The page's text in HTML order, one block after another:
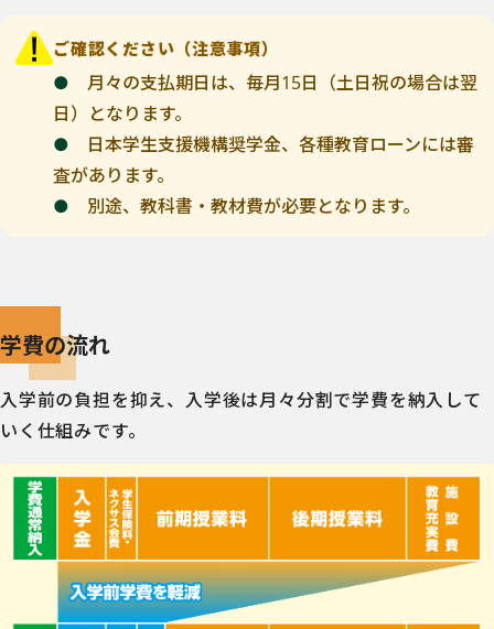
ご確認ください（注意事項）
月々の支払期日は、毎月15日（土日祝の場合は翌
日）となります。
日本学生支援機構奨学金、各種教育ローンには審
査があります。
別途、教科書・教材費が必要となります。
学費の流れ
入学前の負担を抑え、入学後は月々分割で学費を納入して
いく仕組みです。